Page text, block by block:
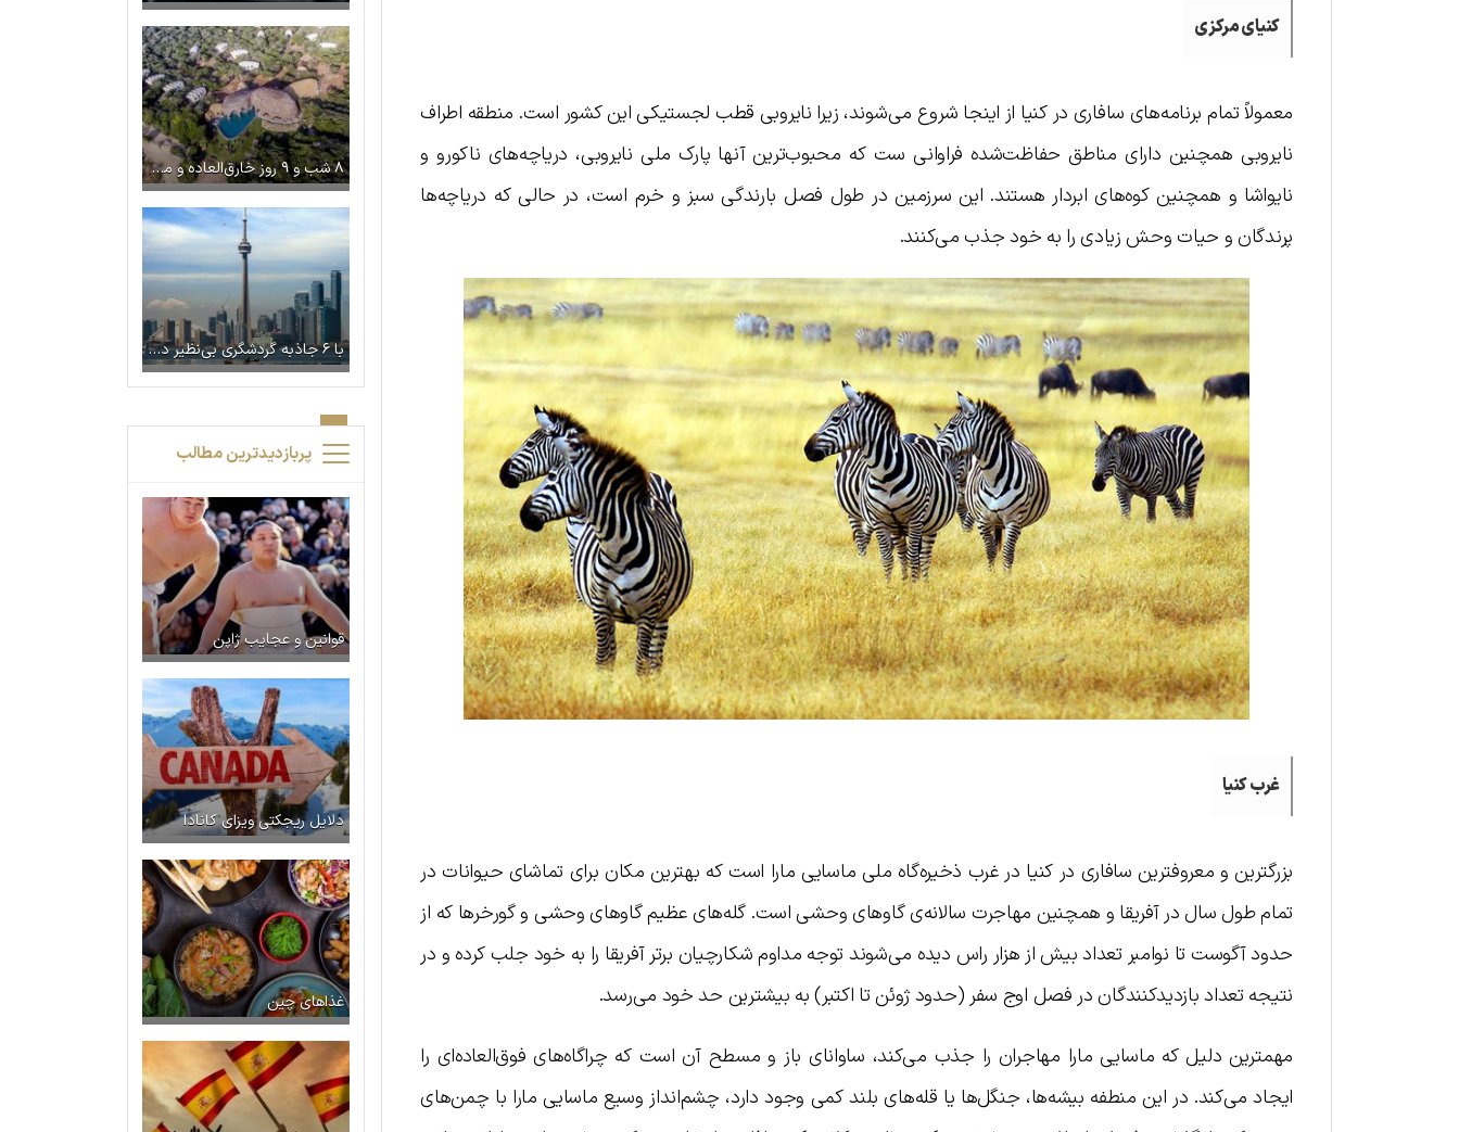
کنیای مرکزی
معمولاً تمام برنامه‌های سافاری در کنیا از اینجا شروع می‌شوند، زیرا نایروبی قطب لجستیکی این کشور است. منطقه اطراف
نایروبی همچنین دارای مناطق حفاظت‌شده فراوانی ست که محبوب‌ترین آنها پارک ملی نایروبی، دریاچه‌های ناکورو و
نایواشا و همچنین کوه‌های ابردار هستند. این سرزمین در طول فصل بارندگی سبز و خرم است، در حالی که دریاچه‌ها
پرندگان و حیات وحش زیادی را به خود جذب می‌کنند.
غرب کنیا
بزرگترین و معروفترین سافاری در کنیا در غرب ذخیره‌گاه ملی ماسایی مارا است که بهترین مکان برای تماشای حیوانات در
تمام طول سال در آفریقا و همچنین مهاجرت سالانه‌ی گاوهای وحشی است. گله‌های عظیم گاوهای وحشی و گورخرها که از
حدود آگوست تا نوامبر تعداد بیش از هزار راس دیده می‌شوند توجه مداوم شکارچیان برتر آفریقا را به خود جلب کرده و در
نتیجه تعداد بازدیدکنندگان در فصل اوج سفر (حدود ژوئن تا اکتبر) به بیشترین حد خود می‌رسد.
مهمترین دلیل که ماسایی مارا مهاجران را جذب می‌کند، ساوانای باز و مسطح آن است که چراگاه‌های فوق‌العاده‌ای را
ایجاد می‌کند. در این منطفه بیشه‌ها، جنگل‌ها یا قله‌های بلند کمی وجود دارد، چشم‌انداز وسیع ماسایی مارا با چمن‌های
۸ شب و ۹ روز خارق‌العاده و مهیج در سریلانکا
با ۶ جاذبه گردشگری بی‌نظیر در تورنتو کانادا آشنا شوید
پربازدیدترین مطالب
قوانین و عجایب ژاپن
دلایل ریجکتی ویزای کانادا
غذاهای چین